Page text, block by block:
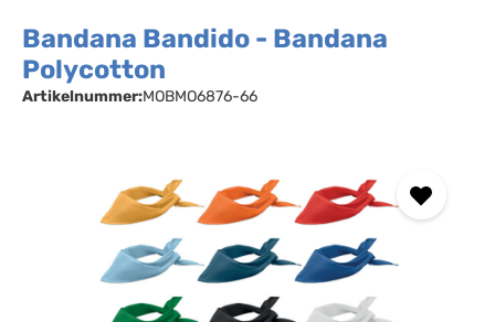
Bandana Bandido - Bandana
Polycotton
Artikelnummer:MOBMO6876-66